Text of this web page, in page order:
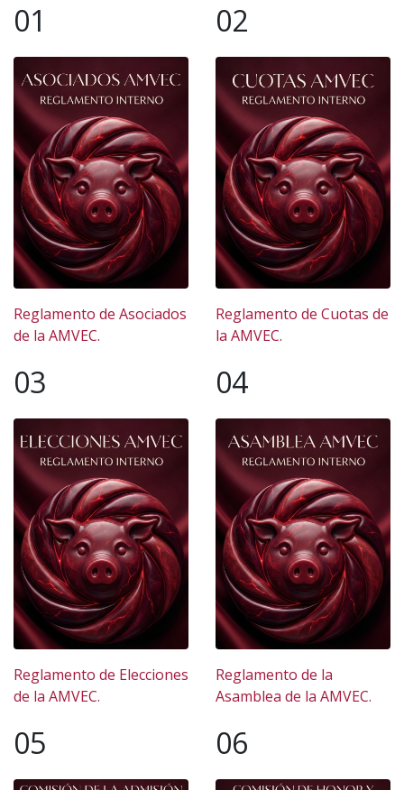
01
Reglamento de Asociados
de la AMVEC.
02
Reglamento de Cuotas de
la AMVEC.
03
Reglamento de Elecciones
de la AMVEC.
04
Reglamento de la
Asamblea de la AMVEC.
05 06